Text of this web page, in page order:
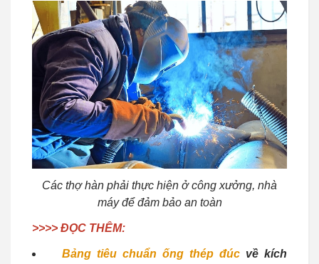
Các thợ hàn phải thực hiện ở công xưởng, nhà
máy để đảm bảo an toàn
>>>> ĐỌC THÊM:
Bảng tiêu chuẩn ống thép đúc về kích